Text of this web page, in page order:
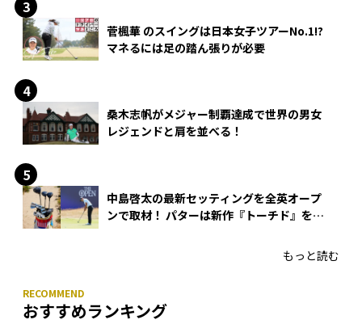
菅楓華 のスイングは日本女子ツアーNo.1!?
マネるには足の踏ん張りが必要
桑木志帆がメジャー制覇達成で世界の男女
レジェンドと肩を並べる！
中島啓太の最新セッティングを全英オープ
ンで取材！ パターは新作『トーチド』を投
もっと読む
おすすめランキング